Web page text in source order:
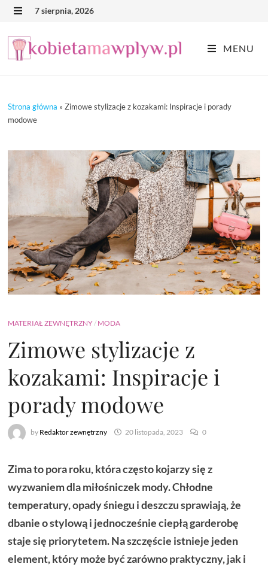
Skip
content
7 sierpnia, 2026
MENU
Strona główna »Zimowe stylizacje z kozakami: Inspiracje i porady
modowe
MATERIAŁ ZEWNĘTRZNY / MODA
Zimowe stylizacje z
kozakami: Inspiracje i
porady modowe
by Redaktor zewnętrzny 20 listopada, 2023 0
Zima to pora roku, która często kojarzy się z
wyzwaniem dla miłośniczek mody. Chłodne
temperatury, opady śniegu i deszczu sprawiają, że
dbanie o stylową i jednocześnie ciepłą garderobę
staje się priorytetem. Na szczęście istnieje jeden
element, który może być zarówno praktyczny, jak i